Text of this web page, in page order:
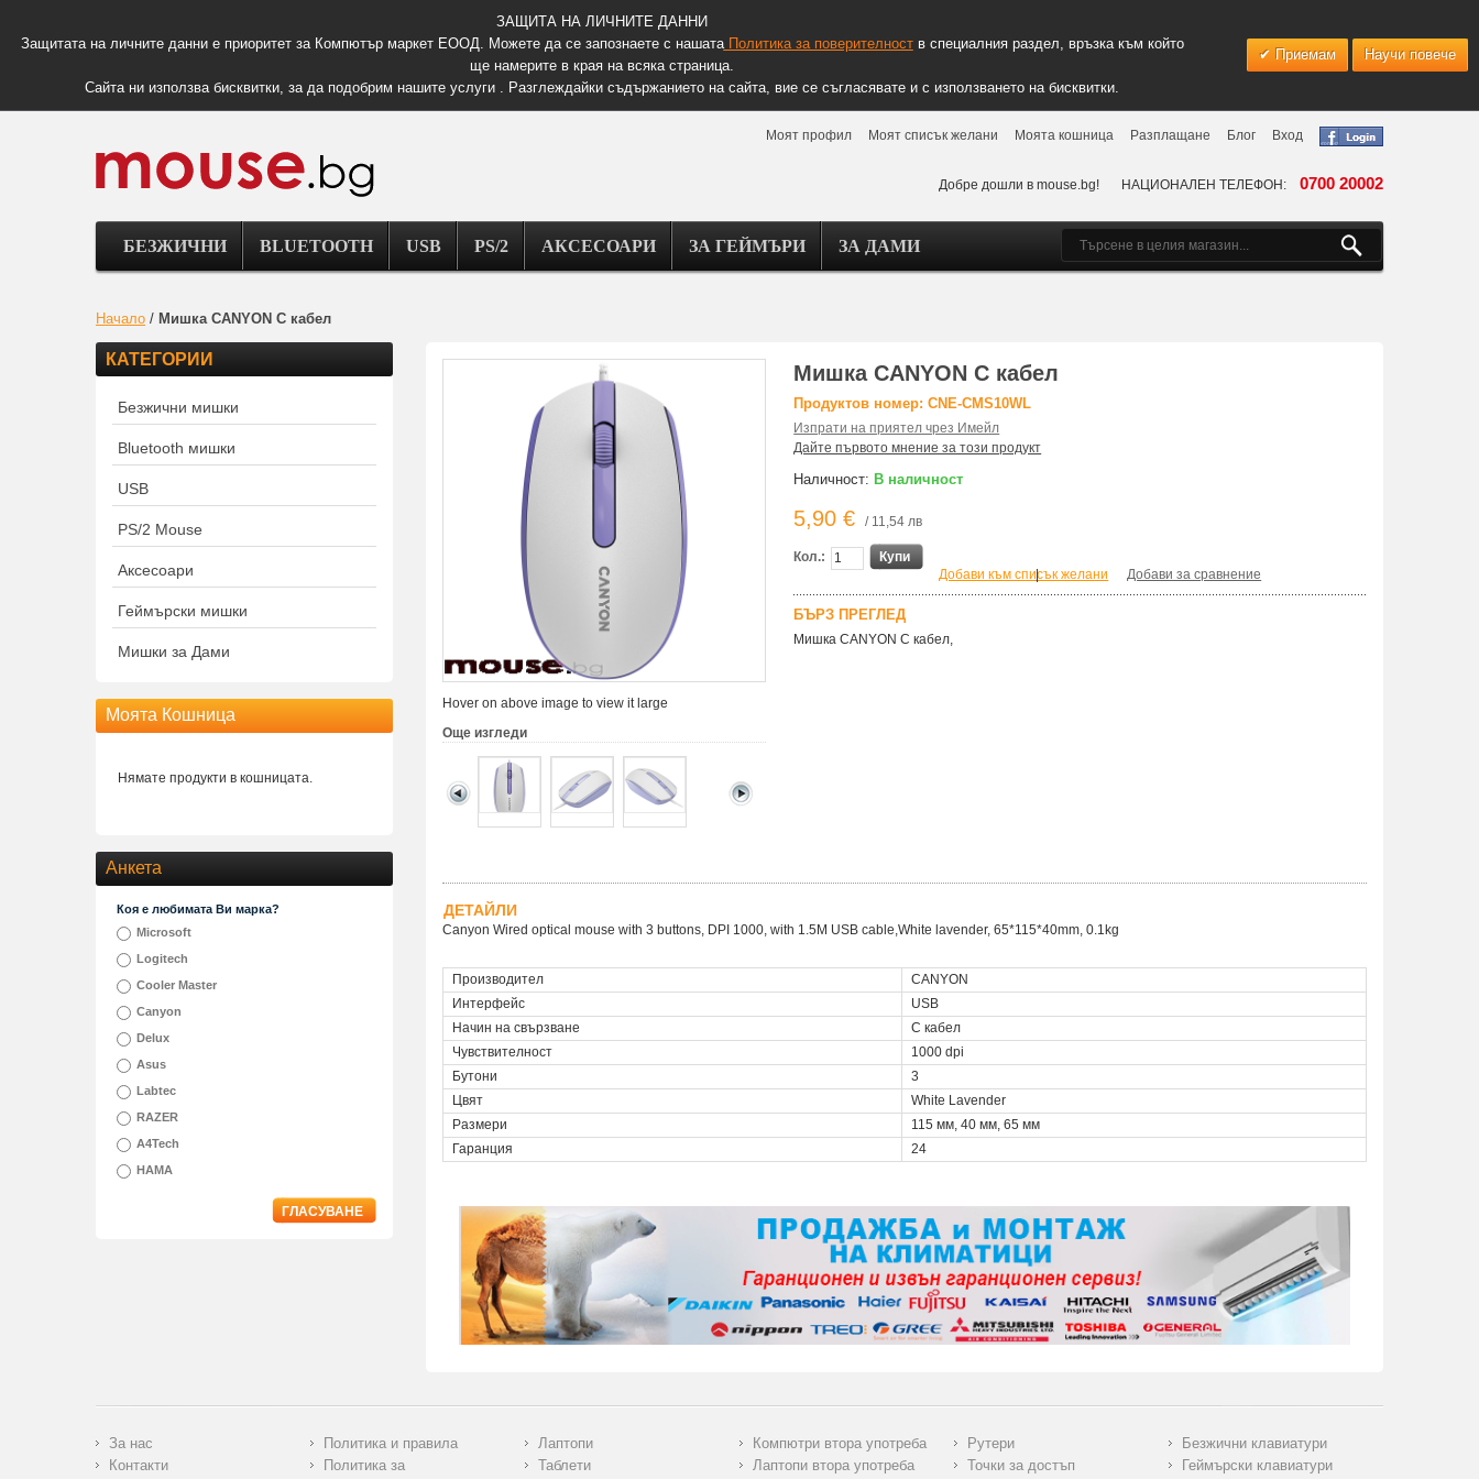
ЗАЩИТА НА ЛИЧНИТЕ ДАННИ
Защитата на личните данни е приоритет за Компютър маркет ЕООД. Можете да се запознаете с нашатаПолитика за поверителноств специалния раздел, връзка към който
ще намерите в края на всяка страница.
Сайта ни използва бисквитки, за да подобрим нашите услуги . Разглеждайки съдържанието на сайта, вие се съгласявате и с използването на бисквитки.
Приемам Научи повече
Моят профил Моят списък желани Моята кошница Разплащане Блог Вход
Добре дошли в mouse.bg! НАЦИОНАЛЕН ТЕЛЕФОН: 0700 20002
БЕЗЖИЧНИ BLUETOOTH USB PS/2 АКСЕСОАРИ ЗА ГЕЙМЪРИ ЗА ДАМИ
Начало / Мишка CANYON С кабел
Hover on above image to view it large
Още изгледи
Мишка CANYON С кабел
Продуктов номер: CNE-CMS10WL
Изпрати на приятел чрез Имейл
Дайте първото мнение за този продукт
Наличност: В наличност
5,90 € / 11,54 лв
Кол.:
Купи
Добави към списък желани
| Добави за сравнение
БЪРЗ ПРЕГЛЕД
Мишка CANYON С кабел,
ДЕТАЙЛИ
Canyon Wired optical mouse with 3 buttons, DPI 1000, with 1.5M USB cable,White lavender, 65*115*40mm, 0.1kg
Производител
CANYON
Интерфейс
USB
Начин на свързване
С кабел
Чувствителност
1000 dpi
Бутони
3
Цвят
White Lavender
Размери
115 мм, 40 мм, 65 мм
Гаранция
24
КАТЕГОРИИ
Безжични мишки
Bluetooth мишки
USB
PS/2 Mouse
Аксесоари
Геймърски мишки
Мишки за Дами
Моята Кошница
Нямате продукти в кошницата.
Анкета
Коя е любимата Ви марка?
Microsoft
Logitech
Cooler Master
Canyon
Delux
Asus
Labtec
RAZER
A4Tech
HAMA
ГЛАСУВАНЕ
За нас
Контакти
Политика и правила
Политика за
Лаптопи
Таблети
Компютри втора употреба
Лаптопи втора употреба
Рутери
Точки за достъп
Безжични клавиатури
Геймърски клавиатури